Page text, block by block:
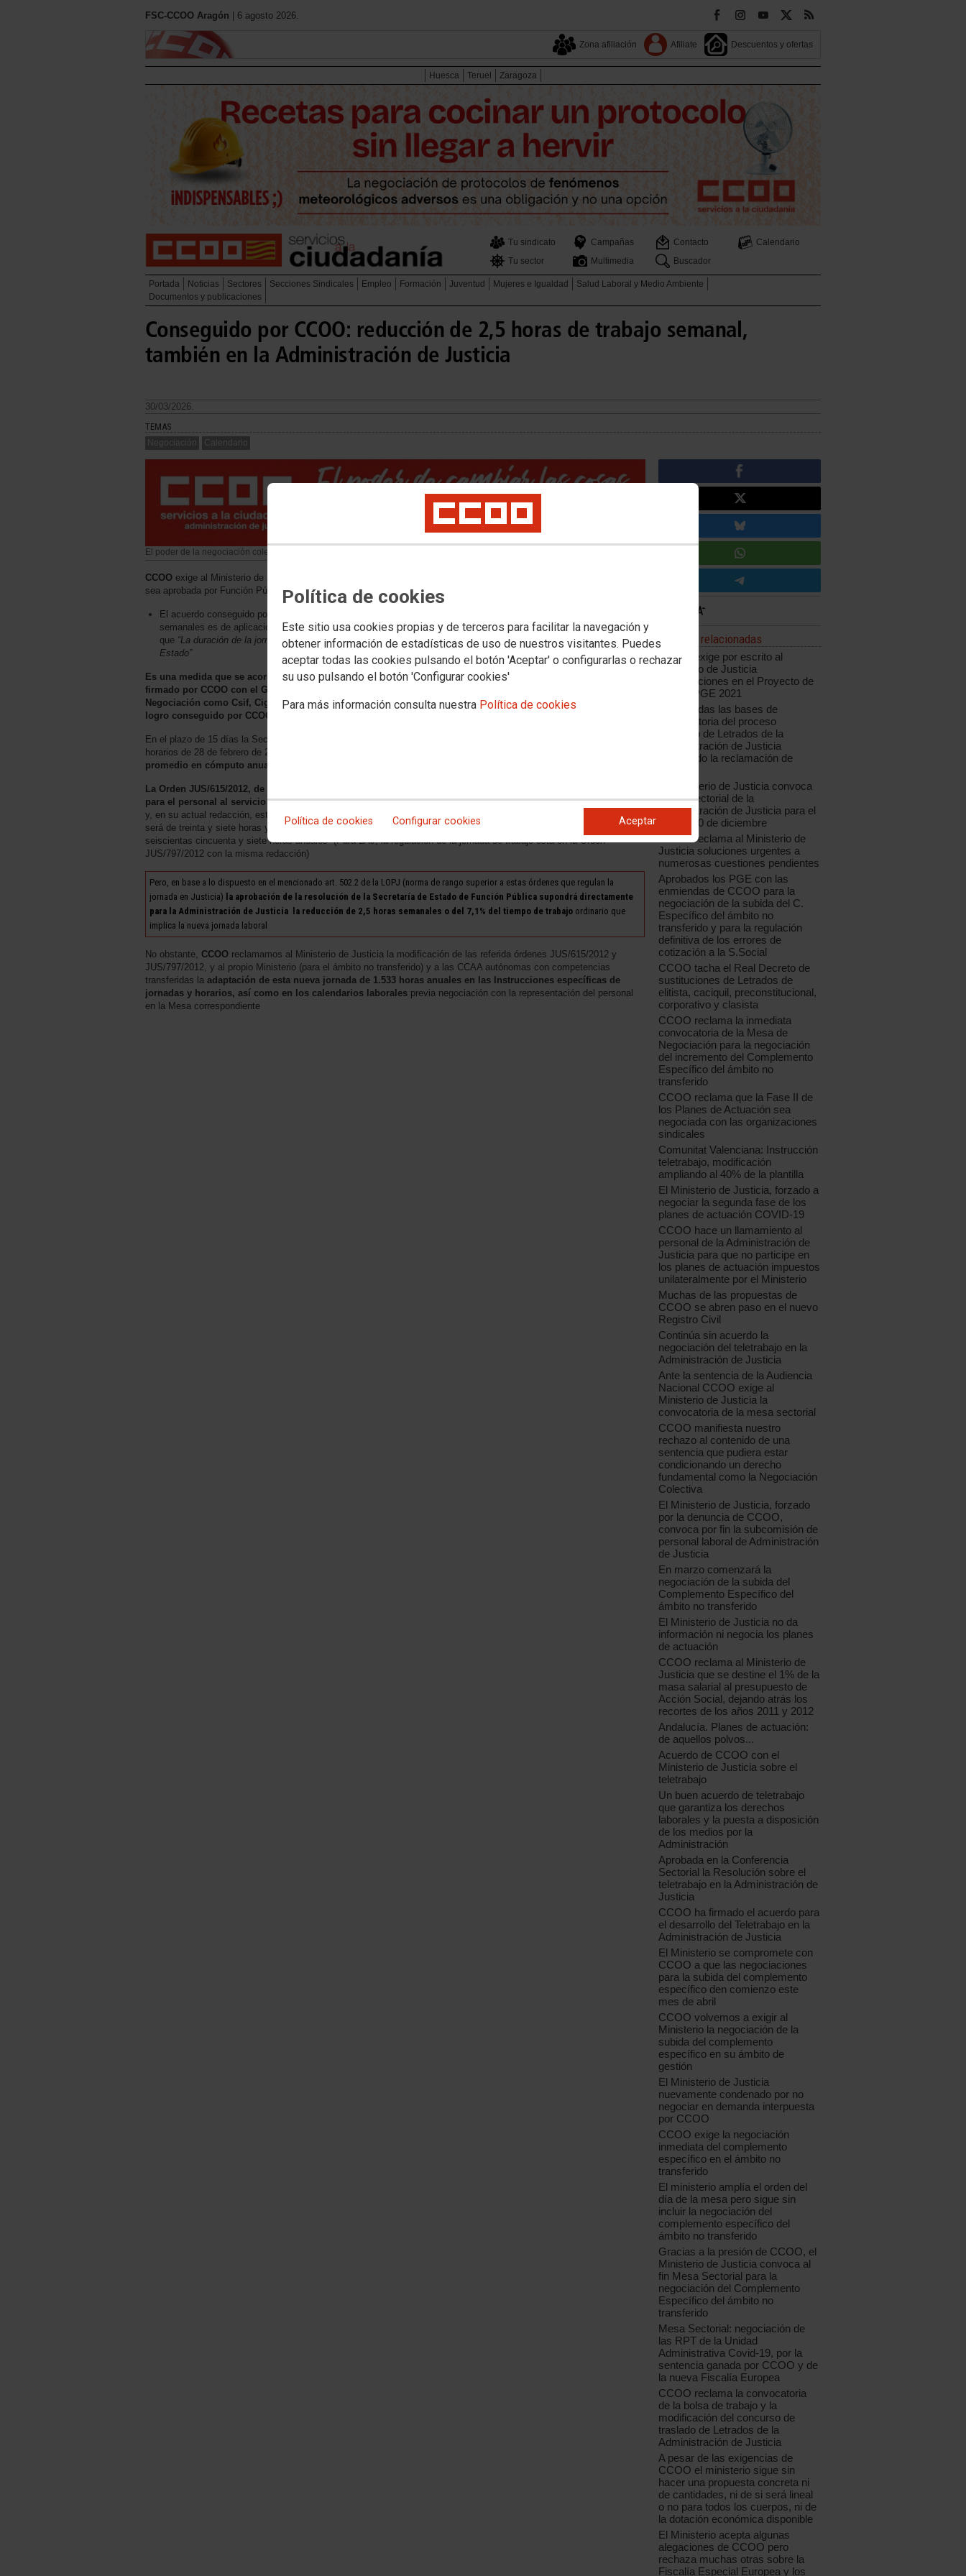
Política de cookies
Este sitio usa cookies propias y de terceros para facilitar la navegación y
obtener información de estadísticas de uso de nuestros visitantes. Puedes
aceptar todas las cookies pulsando el botón 'Aceptar' o configurarlas o rechazar
su uso pulsando el botón 'Configurar cookies'
Para más información consulta nuestra Política de cookies
Política de cookies Configurar cookies Aceptar
FSC-CCOO Aragón | 6 agosto 2026.
Zona afiliación Afiliate Descuentos y ofertas
Huesca Teruel Zaragoza
Tu sindicato Campañas Contacto
Calendario
Tu sector
Multimedia Buscador
Portada Noticias Sectores Secciones Sindicales Empleo Formación Juventud Mujeres e Igualdad
Salud Laboral y Medio Ambiente
Documentos y publicaciones
Conseguido por CCOO: reducción de 2,5 horas de trabajo semanal,
también en la Administración de Justicia
30/03/2026.
TEMAS
Negociación Calendario
El poder de la negociación colectiva y las movilizaciones
CCOO exige al Ministerio de Justicia la aplicación inmediata de la jornada laboral de 35 horas semanales una vez que
sea aprobada por Función Pública
El acuerdo conseguido por
semanales es de aplicación directa a la Administración de Justicia toda vez que el art. 502.2 de la LOPJ establece
que “La duración de la jornada general semanal será igual a la establecida para la Administración General del
Estado”
Es una medida que se acordó en el “Acuerdo Marco para una Administración del siglo XXI” negociado y
firmado por CCOO con el Gobierno de España, acuerdo que no firmaron otros sindicatos de la Mesa General de
Negociación como Csif, Cig y Ela, que no pueden (o no deberían) apuntarse el tanto de este importantísimo
logro conseguido por CCOO
En el plazo de 15 días la Secretaría de Estado de Función Pública modificará la Resolución general de jornadas y
horarios de 28 de febrero de 2019, implantando la nueva jornada laboral de
promedio en cómputo anual, equivalente a 1533 horas anuales
La Orden JUS/615/2012, de 1 de marzo, regula la duración de la jornada general de trabajo en cómputo anual
para el personal al servicio de la Administración de Justicia de todos los ámbitos(transferidos y no transferidos)
y, en su actual redacción, establece que “La duración mínima de la jornada de trabajo en la Administración de Justicia
será de treinta y siete horas y media semanales de trabajo efectivo de promedio en cómputo anual, equivalente a mil
seiscientas cincuenta y siete horas anuales” (Para LAJ, la regulación de la jornada de trabajo está en la Orden
JUS/797/2012 con la misma redacción)
Pero, en base a lo dispuesto en el mencionado art. 502.2 de la LOPJ (norma de rango superior a estas órdenes que regulan la
jornada en Justicia) la aprobación de la resolución de la Secretaría de Estado de Función Pública supondrá directamente
para la Administración de Justicia la reducción de 2,5 horas semanales o del 7,1% del tiempo de trabajo ordinario que
implica la nueva jornada laboral
No obstante, CCOO reclamamos al Ministerio de Justicia la modificación de las referida órdenes JUS/615/2012 y
JUS/797/2012, y al propio Ministerio (para el ámbito no transferido) y a las CCAA autónomas con competencias
transferidas la adaptación de esta nueva jornada de 1.533 horas anuales en las Instrucciones específicas de
jornadas y horarios, así como en los calendarios laborales previa negociación con la representación del personal
en la Mesa correspondiente
Noticias relacionadas
CCOO exige por escrito al
Ministerio de Justicia
modificaciones en el Proyecto de
Ley de PGE 2021
Modificadas las bases de
convocatoria del proceso
selectivo de Letrados de la
Administración de Justicia
aceptando la reclamación de
El Ministerio de Justicia convoca
Mesa Sectorial de la
Administración de Justicia para el
jueves 10 de diciembre
CCOO reclama al Ministerio de
Justicia soluciones urgentes a
numerosas cuestiones pendientes
Aprobados los PGE con las
enmiendas de CCOO para la
negociación de la subida del C.
Específico del ámbito no
transferido y para la regulación
definitiva de los errores de
cotización a la S.Social
CCOO tacha el Real Decreto de
sustituciones de Letrados de
elitista, caciquil, preconstitucional,
corporativo y clasista
CCOO reclama la inmediata
convocatoria de la Mesa de
Negociación para la negociación
del incremento del Complemento
Específico del ámbito no
transferido
CCOO reclama que la Fase II de
los Planes de Actuación sea
negociada con las organizaciones
sindicales
Comunitat Valenciana: Instrucción
teletrabajo, modificación
ampliando al 40% de la plantilla
El Ministerio de Justicia, forzado a
negociar la segunda fase de los
planes de actuación COVID-19
CCOO hace un llamamiento al
personal de la Administración de
Justicia para que no participe en
los planes de actuación impuestos
unilateralmente por el Ministerio
Muchas de las propuestas de
CCOO se abren paso en el nuevo
Registro Civil
Continúa sin acuerdo la
negociación del teletrabajo en la
Administración de Justicia
Ante la sentencia de la Audiencia
Nacional CCOO exige al
Ministerio de Justicia la
convocatoria de la mesa sectorial
CCOO manifiesta nuestro
rechazo al contenido de una
sentencia que pudiera estar
condicionando un derecho
fundamental como la Negociación
Colectiva
El Ministerio de Justicia, forzado
por la denuncia de CCOO,
convoca por fin la subcomisión de
personal laboral de Administración
de Justicia
En marzo comenzará la
negociación de la subida del
Complemento Específico del
ámbito no transferido
El Ministerio de Justicia no da
información ni negocia los planes
de actuación
CCOO reclama al Ministerio de
Justicia que se destine el 1% de la
masa salarial al presupuesto de
Acción Social, dejando atrás los
recortes de los años 2011 y 2012
Andalucía. Planes de actuación:
de aquellos polvos...
Acuerdo de CCOO con el
Ministerio de Justicia sobre el
teletrabajo
Un buen acuerdo de teletrabajo
que garantiza los derechos
laborales y la puesta a disposición
de los medios por la
Administración
Aprobada en la Conferencia
Sectorial la Resolución sobre el
teletrabajo en la Administración de
Justicia
CCOO ha firmado el acuerdo para
el desarrollo del Teletrabajo en la
Administración de Justicia
El Ministerio se compromete con
CCOO a que las negociaciones
para la subida del complemento
específico den comienzo este
mes de abril
CCOO volvemos a exigir al
Ministerio la negociación de la
subida del complemento
específico en su ámbito de
gestión
El Ministerio de Justicia
nuevamente condenado por no
negociar en demanda interpuesta
por CCOO
CCOO exige la negociación
inmediata del complemento
específico en el ámbito no
transferido
El ministerio amplía el orden del
día de la mesa pero sigue sin
incluir la negociación del
complemento específico del
ámbito no transferido
Gracias a la presión de CCOO, el
Ministerio de Justicia convoca al
fin Mesa Sectorial para la
negociación del Complemento
Específico del ámbito no
transferido
Mesa Sectorial: negociación de
las RPT de la Unidad
Administrativa Covid-19, por la
sentencia ganada por CCOO y de
la nueva Fiscalía Europea
CCOO reclama la convocatoria
de la bolsa de trabajo y la
modificación del concurso de
traslado de Letrados de la
Administración de Justicia
A pesar de las exigencias de
CCOO el ministerio sigue sin
hacer una propuesta concreta ni
de cantidades, ni de si será lineal
o no para todos los cuerpos, ni de
la dotación económica disponible
El Ministerio acepta algunas
alegaciones de CCOO pero
rechaza muchas otras sobre la
Fiscalía Especial Europea y los